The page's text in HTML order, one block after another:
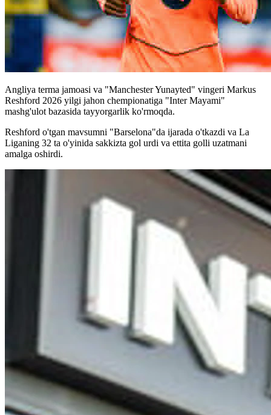
Angliya terma jamoasi va "Manchester Yunayted" vingeri Markus
Reshford 2026 yilgi jahon chempionatiga "Inter Mayami"
mashg'ulot bazasida tayyorgarlik ko'rmoqda.
Reshford o'tgan mavsumni "Barselona"da ijarada o'tkazdi va La
Liganing 32 ta o'yinida sakkizta gol urdi va ettita golli uzatmani
amalga oshirdi.